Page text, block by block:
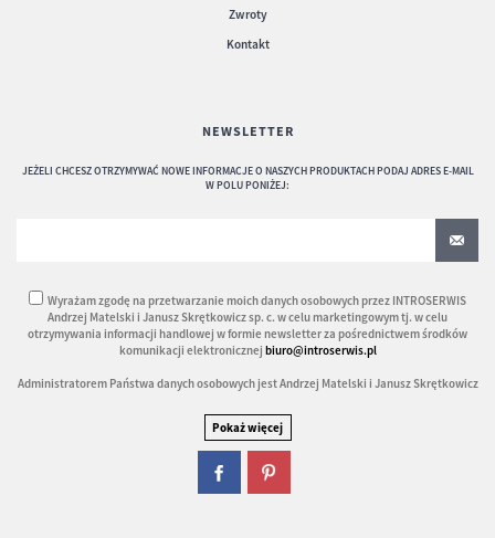
Zwroty
Kontakt
NEWSLETTER
JEŻELI CHCESZ OTRZYMYWAĆ NOWE INFORMACJE O NASZYCH PRODUKTACH PODAJ ADRES E-MAIL
W POLU PONIŻEJ:
Wyrażam zgodę na przetwarzanie moich danych osobowych przez INTROSERWIS
Andrzej Matelski i Janusz Skrętkowicz sp. c. w celu marketingowym tj. w celu
otrzymywania informacji handlowej w formie newsletter za pośrednictwem środków
komunikacji elektronicznej biuro@introserwis.pl
Administratorem Państwa danych osobowych jest Andrzej Matelski i Janusz Skrętkowicz